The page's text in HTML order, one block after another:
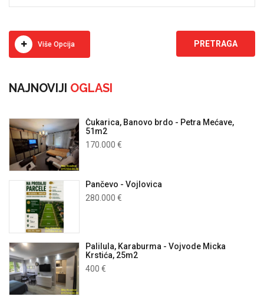
Više Opcija
NAJNOVIJI OGLASI
Čukarica, Banovo brdo - Petra Mećave,
51m2
170.000 €
Pančevo - Vojlovica
280.000 €
Palilula, Karaburma - Vojvode Micka
Krstića, 25m2
400 €